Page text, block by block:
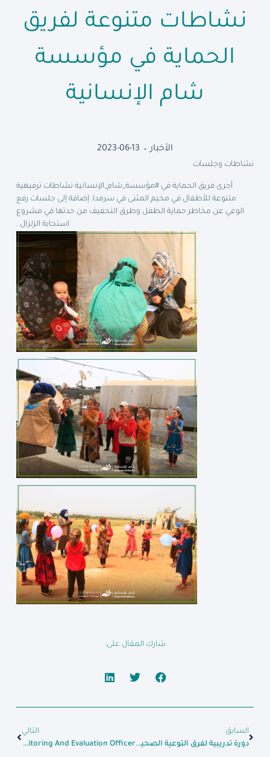
نشاطات متنوعة لفريق
الحماية في مؤسسة
شام الإنسانية
الأخبار 2023-06-13
نشاطات وجلسات
أجرى فريق الحماية في #مؤسسة_شام_الإنسانية نشاطات ترفيهية
متنوعة للأطفال في مخيم المثنى في سرمدا، إضافة إلى جلسات رفع
الوعي عن مخاطر حماية الطفل وطرق التخفيف من حدتها في مشروع
استجابة الزلزال .
شارك المقال على:
السابق
دورة تدريبية لفرق التوعية الصحية حول مرض الكوليرا، ومهارات التواصل لفرق التوعية الصحية الجوالة.
التالي
Job Opportunity: Monitoring And Evaluation Officer